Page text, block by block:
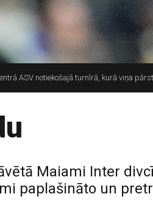
ASV notiekošajā turnīrā, kurā viņa
Maiami Inter
paplašināto un